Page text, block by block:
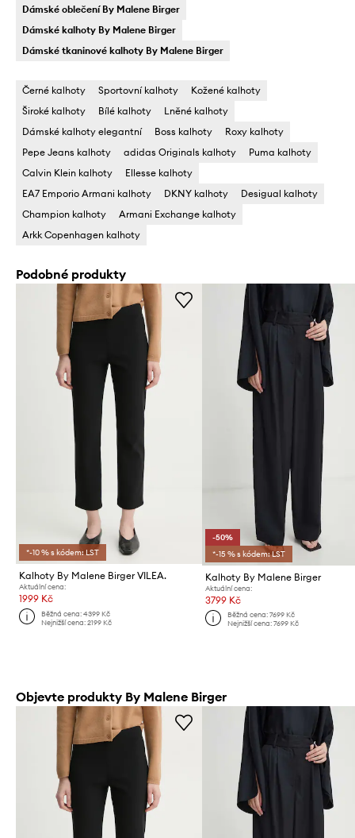
Dámské oblečení By Malene Birger
Dámské kalhoty By Malene Birger
Dámské tkaninové kalhoty By Malene Birger
Černé kalhoty Sportovní kalhoty
Kožené kalhoty
Široké kalhoty
Bílé kalhoty
Lněné kalhoty
Dámské kalhoty elegantní
Boss kalhoty
Roxy kalhoty
Pepe Jeans kalhoty
adidas Originals kalhoty
Puma kalhoty
Calvin Klein kalhoty
Ellesse kalhoty
EA7 Emporio Armani kalhoty
DKNY kalhoty
Desigual kalhoty
Champion kalhoty
Armani Exchange kalhoty
Arkk Copenhagen kalhoty
Podobné produkty
*-10 % s kódem: LST
Kalhoty By Malene Birger VILEA.
Aktuální cena:
1999 Kč
Běžná cena:4399 Kč
Nejnižší cena:2199 Kč
-50%
*-15 % s kódem: LST
Kalhoty By Malene Birger
Aktuální cena:
3799 Kč
Běžná cena: 7699 Kč
Nejnižší cena: 7699 Kč
Objevte produkty By Malene Birger